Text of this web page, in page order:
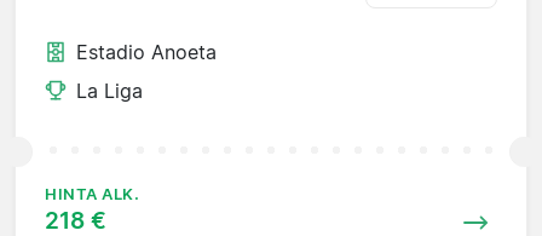
Estadio Anoeta
La Liga
HINTA ALK.
218 €